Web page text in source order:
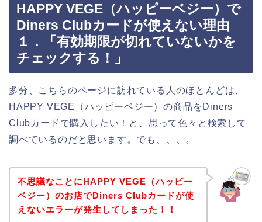
HAPPY VEGE（ハッピーベジー）で
Diners Clubカードが使えない理由
１．「有効期限が切れていないかを
チェックする！」
多分、こちらのページに訪れている人のほとんどは、
HAPPY VEGE（ハッピーベジー）の商品をDiners
Clubカードで購入したい！と、思って色々と検索して
調べているのだと思います。でも、、、。
不思議なことにHAPPY VEGE（ハッピー
ベジー）のお店でDiners Clubカードが使
えないエラーが発生してしまった！！